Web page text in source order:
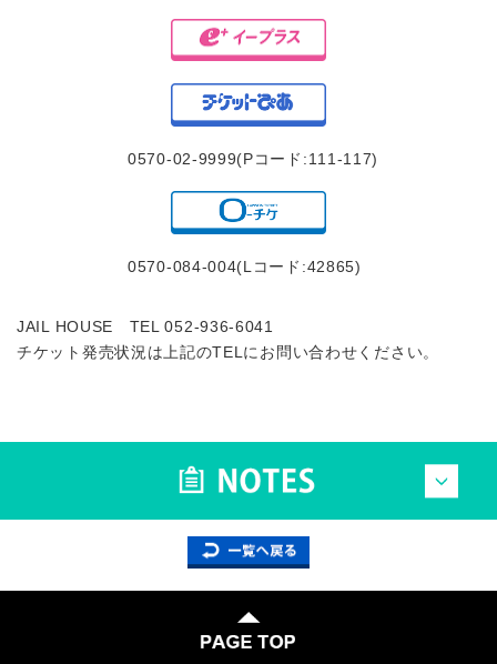
0570-02-9999(Pコード:111-117)
0570-084-004(Lコード:42865)
JAIL HOUSE TEL 052-936-6041
チケット発売状況は上記のTELにお問い合わせください。